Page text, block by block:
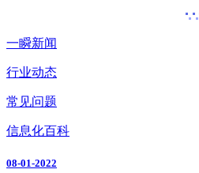
一瞬新闻
行业动态
常见问题
信息化百科
08-01-2022